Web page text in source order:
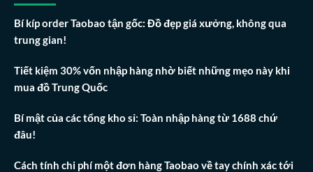
Bí kíp order Taobao tận gốc: Đồ đẹp giá xưởng, không qua
trung gian!
Tiết kiệm 30% vốn nhập hàng nhờ biết những mẹo này khi
mua đồ Trung Quốc
Bí mật của các tổng kho sỉ: Toàn nhập hàng từ 1688 chứ
đâu!
Cách tính chi phí một đơn hàng Taobao về tay chính xác tới